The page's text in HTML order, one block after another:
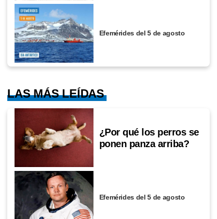
Efemérides del 5 de agosto
LAS MÁS LEÍDAS
¿Por qué los perros se
ponen panza arriba?
Efemérides del 5 de agosto